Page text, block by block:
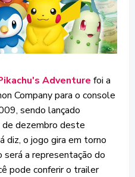
Adventure foi a
Company para o console
sendo lançado
dezembro deste
diz, o jogo gira em torno
será a representação do
pode conferir o trailer